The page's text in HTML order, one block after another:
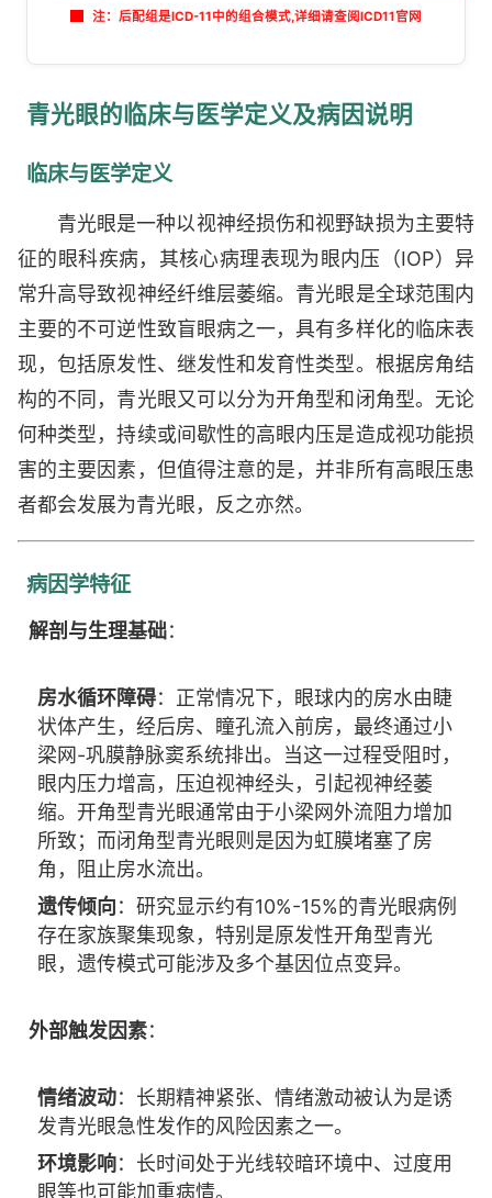
注：后配组是ICD-11中的组合模式,详细请查阅ICD11官网
青光眼的临床与医学定义及病因说明
临床与医学定义
青光眼是一种以视神经损伤和视野缺损为主要特
征的眼科疾病，其核心病理表现为眼内压（IOP）异
常升高导致视神经纤维层萎缩。青光眼是全球范围内
主要的不可逆性致盲眼病之一，具有多样化的临床表
现，包括原发性、继发性和发育性类型。根据房角结
构的不同，青光眼又可以分为开角型和闭角型。无论
何种类型，持续或间歇性的高眼内压是造成视功能损
害的主要因素，但值得注意的是，并非所有高眼压患
者都会发展为青光眼，反之亦然。
病因学特征
解剖与生理基础：
房水循环障碍：正常情况下，眼球内的房水由睫
状体产生，经后房、瞳孔流入前房，最终通过小
梁网-巩膜静脉窦系统排出。当这一过程受阻时，
眼内压力增高，压迫视神经头，引起视神经萎
缩。开角型青光眼通常由于小梁网外流阻力增加
所致；而闭角型青光眼则是因为虹膜堵塞了房
角，阻止房水流出。
遗传倾向：研究显示约有10%-15%的青光眼病例
存在家族聚集现象，特别是原发性开角型青光
眼，遗传模式可能涉及多个基因位点变异。
外部触发因素：
情绪波动：长期精神紧张、情绪激动被认为是诱
发青光眼急性发作的风险因素之一。
环境影响：长时间处于光线较暗环境中、过度用
眼等也可能加重病情。